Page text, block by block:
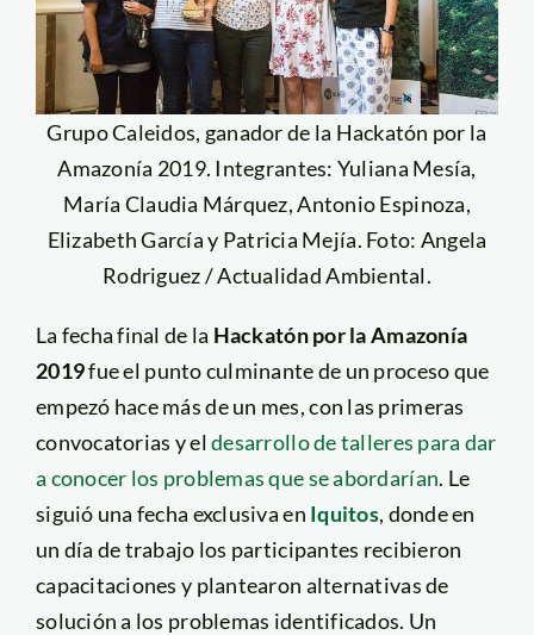
Grupo Caleidos, ganador de la Hackatón por la
Amazonía 2019. Integrantes: Yuliana Mesía,
María Claudia Márquez, Antonio Espinoza,
Elizabeth García y Patricia Mejía. Foto: Angela
Rodriguez / Actualidad Ambiental.
La fecha final de la Hackatón por la Amazonía
2019fue el punto culminante de un proceso que
empezó hace más de un mes, con las primeras
convocatorias y eldesarrollo de talleres para dar
a conocer los problemas que se abordarían. Le
siguió una fecha exclusiva en Iquitos, donde en
un día de trabajo los participantes recibieron
capacitaciones y plantearon alternativas de
solución a los problemas identificados. Un